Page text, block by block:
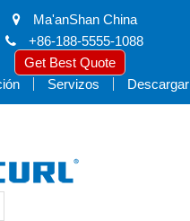
Ma'anShan China
+86-188-5555-1088
Get Best Quote
Servizos Descargar